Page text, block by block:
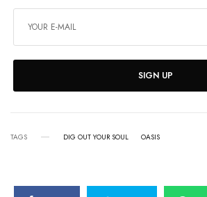
SIGN UP
TAGS DIG OUT YOUR SOUL OASIS